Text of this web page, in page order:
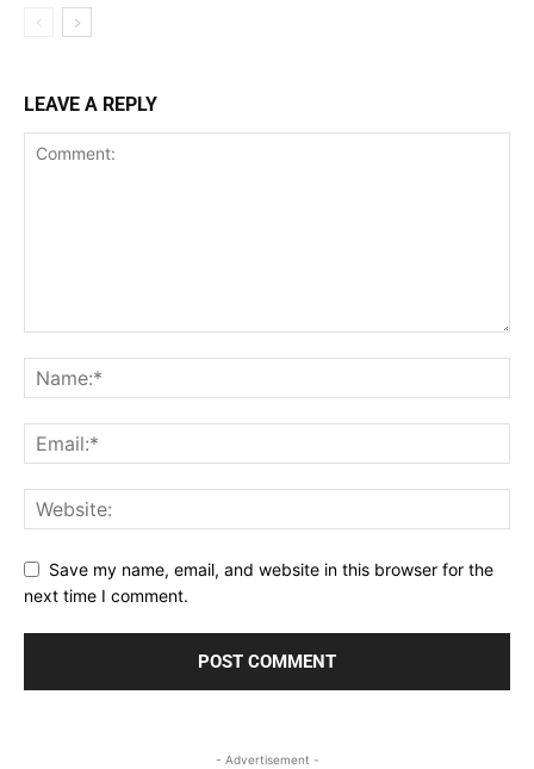
LEAVE A REPLY
Save my name, email, and website in this browser for the
next time I comment.
- Advertisement -